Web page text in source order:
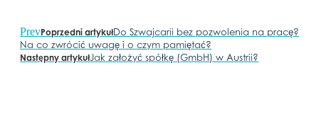
PrevPoprzedni artykułDo Szwajcarii bez pozwolenia na pracę?
Na co zwrócić uwagę i o czym pamiętać?
Następny artykułJak założyć spółkę (GmbH) w Austrii?